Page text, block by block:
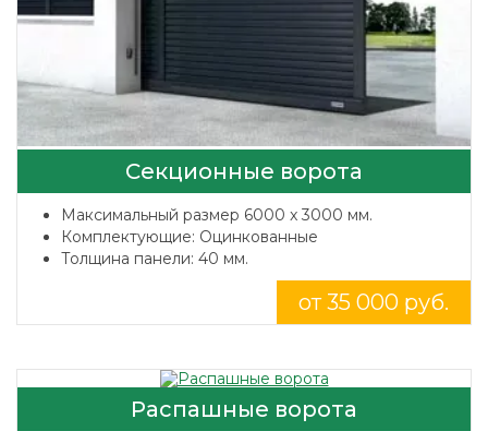
Секционные ворота
Максимальный размер 6000 x 3000 мм.
Комплектующие: Оцинкованные
Толщина панели: 40 мм.
от 35 000 руб.
Распашные ворота